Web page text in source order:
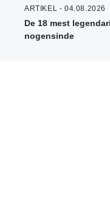
ARTIKEL - 04.08.2026
De 18 mest
nogensinde